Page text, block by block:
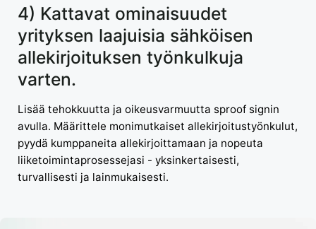
4) Kattavat ominaisuudet
yrityksen laajuisia sähköisen
allekirjoituksen työnkulkuja
varten.
Lisää tehokkuutta ja oikeusvarmuutta sproof signin
avulla. Määrittele monimutkaiset allekirjoitustyönkulut,
pyydä kumppaneita allekirjoittamaan ja nopeuta
liiketoimintaprosessejasi - yksinkertaisesti,
turvallisesti ja lainmukaisesti.